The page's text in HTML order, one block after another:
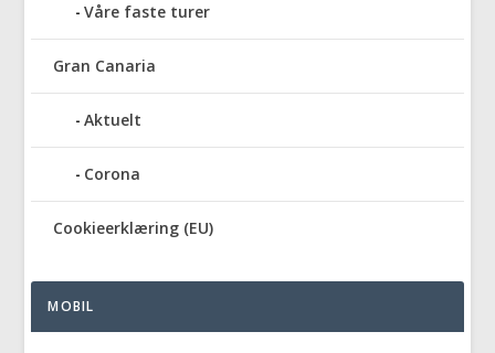
Våre faste turer
Gran Canaria
Aktuelt
Corona
Cookieerklæring (EU)
MOBIL